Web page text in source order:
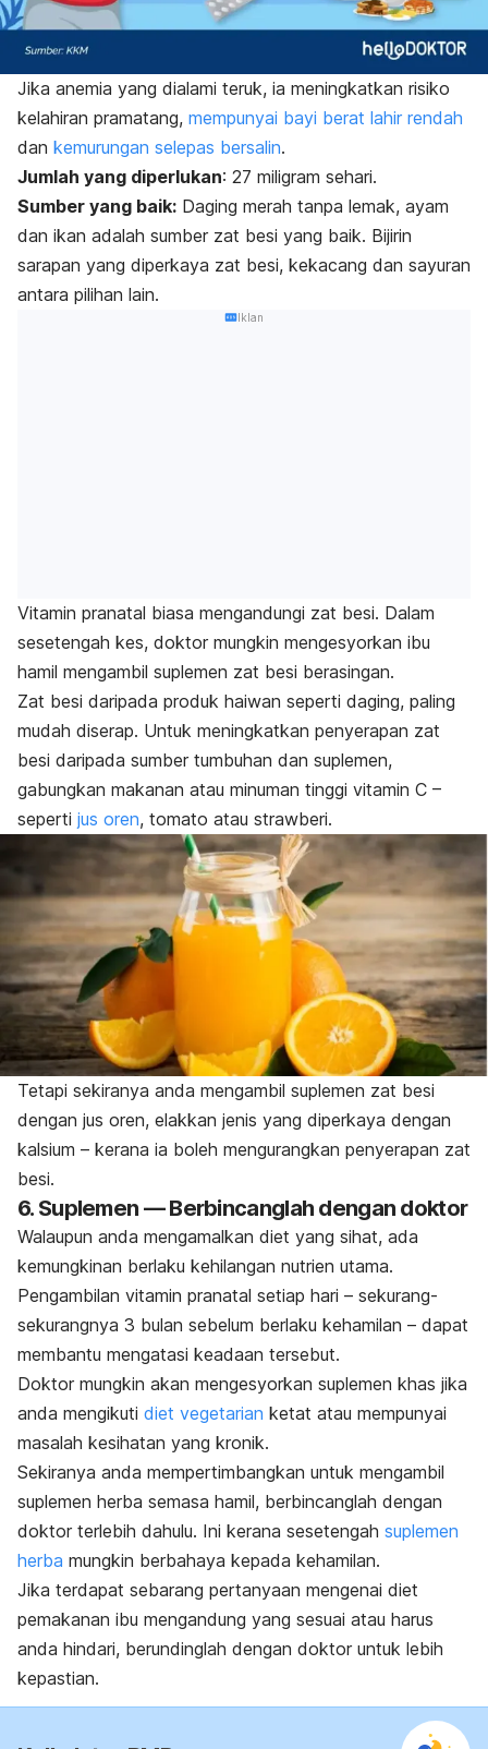
Jika anemia yang dialami teruk, ia meningkatkan risiko
kelahiran pramatang, mempunyai bayi berat lahir rendah
dan kemurungan selepas bersalin.
Jumlah yang diperlukan: 27 miligram sehari.
Sumber yang baik: Daging merah tanpa lemak, ayam
dan ikan adalah sumber zat besi yang baik. Bijirin
sarapan yang diperkaya zat besi, kekacang dan sayuran
antara pilihan lain.
Iklan
Vitamin pranatal biasa mengandungi zat besi. Dalam
sesetengah kes, doktor mungkin mengesyorkan ibu
hamil mengambil suplemen zat besi berasingan.
Zat besi daripada produk haiwan seperti daging, paling
mudah diserap. Untuk meningkatkan penyerapan zat
besi daripada sumber tumbuhan dan suplemen,
gabungkan makanan atau minuman tinggi vitamin C –
seperti jus oren, tomato atau strawberi.
Tetapi sekiranya anda mengambil suplemen zat besi
dengan jus oren, elakkan jenis yang diperkaya dengan
kalsium – kerana ia boleh mengurangkan penyerapan zat
besi.
6. Suplemen — Berbincanglah dengan doktor
Walaupun anda mengamalkan diet yang sihat, ada
kemungkinan berlaku kehilangan nutrien utama.
Pengambilan vitamin pranatal setiap hari – sekurang-
sekurangnya 3 bulan sebelum berlaku kehamilan – dapat
membantu mengatasi keadaan tersebut.
Doktor mungkin akan mengesyorkan suplemen khas jika
anda mengikuti diet vegetarian ketat atau mempunyai
masalah kesihatan yang kronik.
Sekiranya anda mempertimbangkan untuk mengambil
suplemen herba semasa hamil, berbincanglah dengan
doktor terlebih dahulu. Ini kerana sesetengah suplemen
herba mungkin berbahaya kepada kehamilan.
Jika terdapat sebarang pertanyaan mengenai diet
pemakanan ibu mengandung yang sesuai atau harus
anda hindari, berundinglah dengan doktor untuk lebih
kepastian.